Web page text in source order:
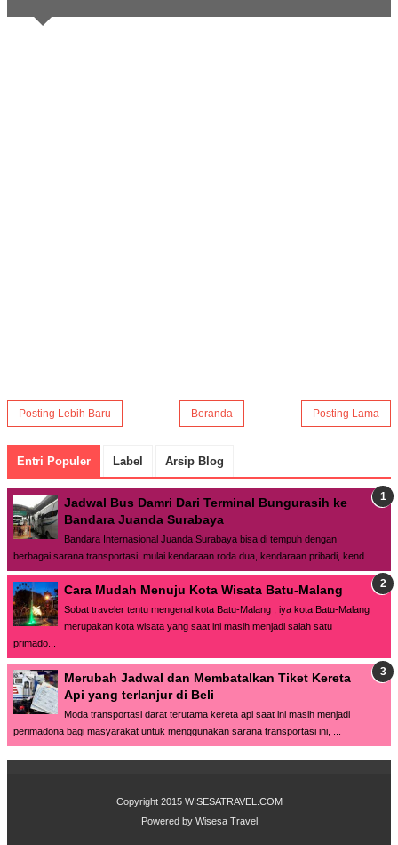
Posting Lebih Baru Posting Lama
Beranda
Entri Populer Label Arsip Blog
Jadwal Bus Damri Dari Terminal Bungurasih ke
Bandara Juanda Surabaya
Bandara Internasional Juanda Surabaya bisa di tempuh dengan
berbagai sarana transportasi mulai kendaraan roda dua, kendaraan pribadi, kend...
Cara Mudah Menuju Kota Wisata Batu-Malang
Sobat traveler tentu mengenal kota Batu-Malang , iya kota Batu-Malang
merupakan kota wisata yang saat ini masih menjadi salah satu
primado...
Merubah Jadwal dan Membatalkan Tiket Kereta
Api yang terlanjur di Beli
Moda transportasi darat terutama kereta api saat ini masih menjadi
perimadona bagi masyarakat untuk menggunakan sarana transportasi ini, ...
Copyright 2015 WISESATRAVEL.COM
Powered by Wisesa Travel